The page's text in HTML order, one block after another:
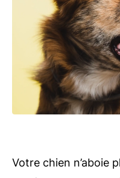
Votre chien n’aboie